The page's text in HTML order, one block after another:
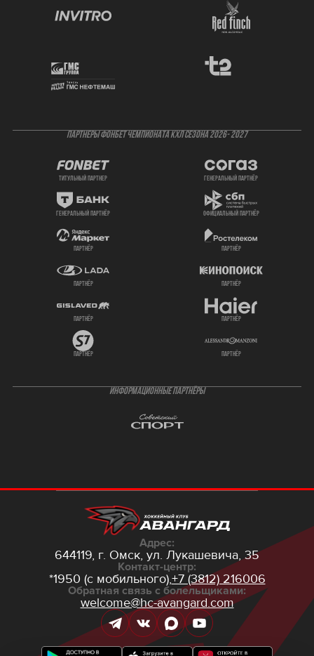
ПАРТНЕРЫ ФОНБЕТ ЧЕМПИОНАТА КХЛ СЕЗОНА 2026- 2027
титульный партнер генеральный партнёр
генеральный партнёр официальный партнёр
партнёр партнёр
партнёр партнёр
партнёр партнёр
партнёр партнёр
ИНФОРМАЦИОННЫЕ ПАРТНЁРЫ
Адрес:
644119, г. Омск, ул. Лукашевича, 35
Контакт-центр:
*1950 (с мобильного),+7 (3812) 216006
Обратная связь с болельщиками:
welcome@hc-avangard.com